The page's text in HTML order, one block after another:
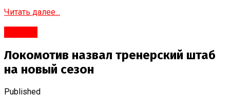
Читать далее...
Локомотив назвал тренерский штаб
на новый сезон
Published